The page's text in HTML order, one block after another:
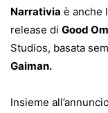
Narrativia è anche
release di Good
Studios, basata
Gaiman.
Insieme